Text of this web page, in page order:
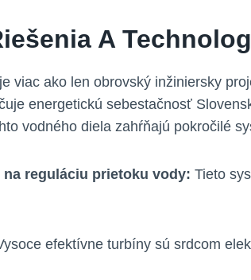
A
viac ako len obrovský inžiniersky
energetickú sebestačnosť
vodného diela zahŕňajú pokročilé
reguláciu prietoku vody: Tieto
efektívne turbíny sú srdcom